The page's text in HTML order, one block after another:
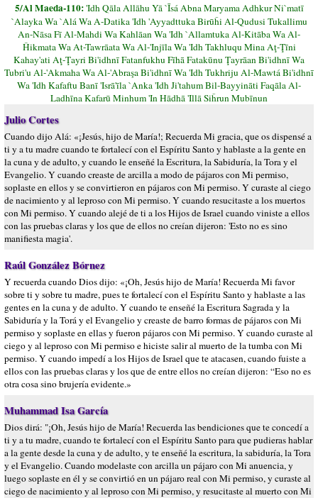
5/Al Maeda-110:'Idh Qāla Allāhu Yā `Īsá Abna Maryama Adhkur Ni`matī
`Alayka Wa `Alá Wa A-Datika 'Idh 'Ayyadttuka Birūĥi Al-Qudusi Tukallimu
An-Nāsa Fī Al-Mahdi Wa Kahlāan Wa 'Idh `Allamtuka Al-Kitāba Wa Al-
Ĥikmata Wa At-Tawrāata Wa Al-'Injīla Wa 'Idh Takhluqu Mina Aţ-Ţīni
Kahay'ati Aţ-Ţayri Bi'idhnī Fatanfukhu Fīhā Fatakūnu Ţayrāan Bi'idhnī Wa
Tubri'u Al-'Akmaha Wa Al-'Abraşa Bi'idhnī Wa 'Idh Tukhriju Al-Mawtá Bi'idhnī
Wa 'Idh Kafaftu Banī 'Isrā'īla `Anka 'Idh Ji'tahum Bil-Bayyināti Faqāla Al-
Ladhīna Kafarū Minhum 'In Hādhā 'Illā Siĥrun Mubīnun
Julio Cortes
Cuando dijo Alá: «¡Jesús, hijo de María!; Recuerda Mi gracia, que os dispensé a
ti y a tu madre cuando te fortalecí con el Espíritu Santo y hablaste a la gente en
la cuna y de adulto, y cuando le enseñé la Escritura, la Sabiduría, la Tora y el
Evangelio. Y cuando creaste de arcilla a modo de pájaros con Mi permiso,
soplaste en ellos y se convirtieron en pájaros con Mi permiso. Y curaste al ciego
de nacimiento y al leproso con Mi permiso. Y cuando resucitaste a los muertos
con Mi permiso. Y cuando alejé de ti a los Hijos de Israel cuando viniste a ellos
con las pruebas claras y los que de ellos no creían dijeron: 'Esto no es sino
manifiesta magia'.
Raúl González Bórnez
Y recuerda cuando Dios dijo: «¡Oh, Jesús hijo de María! Recuerda Mi favor
sobre ti y sobre tu madre, pues te fortalecí con el Espíritu Santo y hablaste a las
gentes en la cuna y de adulto. Y cuando te enseñé la Escritura Sagrada y la
Sabiduría y la Torá y el Evangelio y creaste de barro formas de pájaros con Mi
permiso y soplaste en ellas y fueron pájaros con Mi permiso. Y cuando curaste al
ciego y al leproso con Mi permiso e hiciste salir al muerto de la tumba con Mi
permiso. Y cuando impedí a los Hijos de Israel que te atacasen, cuando fuiste a
ellos con las pruebas claras y los que de entre ellos no creían dijeron: “Eso no es
otra cosa sino brujería evidente.»
Muhammad Isa García
Dios dirá: "¡Oh, Jesús hijo de María! Recuerda las bendiciones que te concedí a
ti y a tu madre, cuando te fortalecí con el Espíritu Santo para que pudieras hablar
a la gente desde la cuna y de adulto, y te enseñé la escritura, la sabiduría, la Tora
y el Evangelio. Cuando modelaste con arcilla un pájaro con Mi anuencia, y
luego soplaste en él y se convirtió en un pájaro real con Mi permiso, y curaste al
ciego de nacimiento y al leproso con Mi permiso, y resucitaste al muerto con Mi